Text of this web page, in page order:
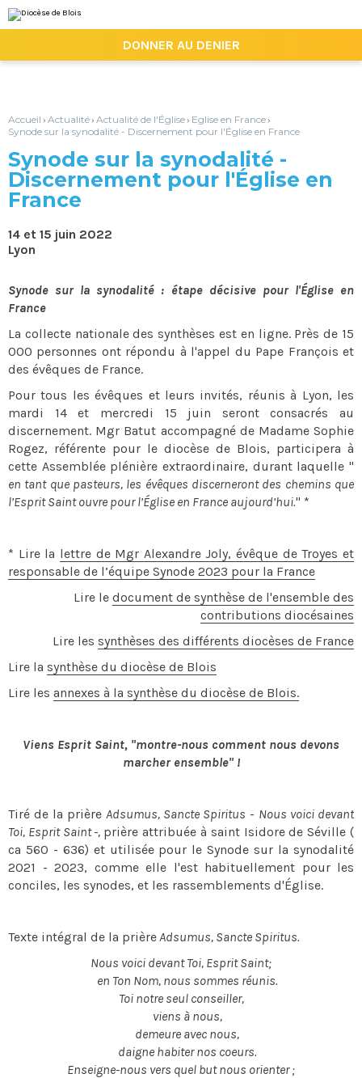
au
contenu.
la
personnels
DONNER AU DENIER
Accueil › Actualité› Actualité de l'Église› Eglise en France›
Synode sur la synodalité - Discernement pour l'Église en France
Synode sur la synodalité -
Discernement pour l'Église en
France
14 et 15 juin 2022
Lyon
Synode sur la synodalité : étape décisive pour l'Église en
France
La collecte nationale des synthèses est en ligne. Près de 15
000 personnes ont répondu à l'appel du Pape François et
des évêques de France.
Pour tous les évêques et leurs invités, réunis à Lyon, les
mardi 14 et mercredi 15 juin seront consacrés au
discernement. Mgr Batut accompagné de Madame Sophie
Rogez, référente pour le diocèse de Blois, participera à
cette Assemblée plénière extraordinaire, durant laquelle "
en tant que pasteurs, les évêques discerneront des chemins que
l’Esprit Saint ouvre pour l’Église en France aujourd’hui." *
* Lire la lettre de Mgr Alexandre Joly, évêque de Troyes et
responsable de l’équipe Synode 2023 pour la France
Lire le document de synthèse de l'ensemble des
contributions diocésaines
Lire les synthèses des différents diocèses de France
Lire la synthèse du diocèse de Blois
Lire les annexes à la synthèse du diocèse de Blois.
Viens Esprit Saint, "montre-nous comment nous devons
marcher ensemble" !
Tiré de la prière Adsumus, Sancte Spiritus - Nous voici devant
Toi, Esprit Saint -, prière attribuée à saint Isidore de Séville (
ca 560 - 636) et utilisée pour le Synode sur la synodalité
2021 - 2023, comme elle l'est habituellement pour les
conciles, les synodes, et les rassemblements d'Église.
Texte intégral de la prièreAdsumus, Sancte Spiritus.
Nous voici devant Toi, Esprit Saint;
en Ton Nom, nous sommes réunis.
Toi notre seul conseiller,
viens à nous,
demeure avec nous,
daigne habiter nos coeurs.
Enseigne-nous vers quel but nous orienter ;